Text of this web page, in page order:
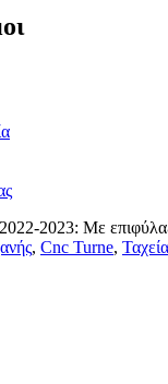
2023: Με
, Cnc Turne,